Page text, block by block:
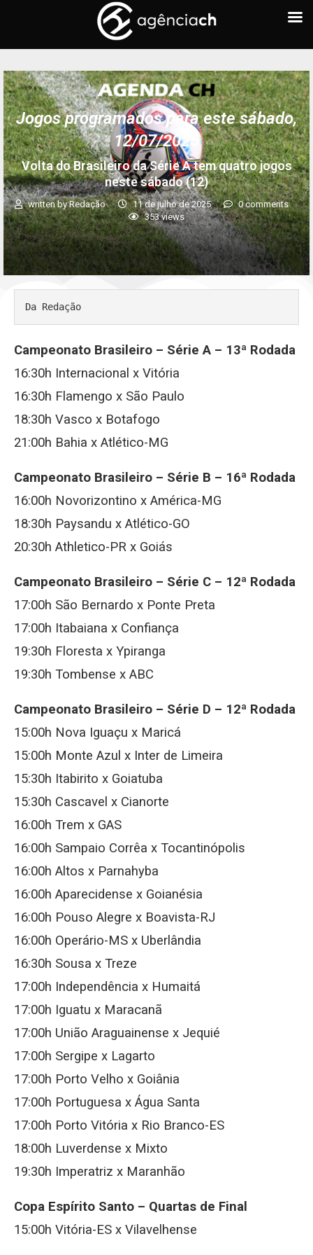
Jogos programados para este sábado,
12/07/2025
Volta do Brasileiro da Série A tem quatro jogos
neste sábado (12)
written byRedação 11 de julho de 2025
0 comments
353views
Da Redação
Campeonato Brasileiro – Série A – 13ª Rodada
16:30h Internacional x Vitória
16:30h Flamengo x São Paulo
18:30h Vasco x Botafogo
21:00h Bahia x Atlético-MG
Campeonato Brasileiro – Série B – 16ª Rodada
16:00h Novorizontino x América-MG
18:30h Paysandu x Atlético-GO
20:30h Athletico-PR x Goiás
Campeonato Brasileiro – Série C – 12ª Rodada
17:00h São Bernardo x Ponte Preta
17:00h Itabaiana x Confiança
19:30h Floresta x Ypiranga
19:30h Tombense x ABC
Campeonato Brasileiro – Série D – 12ª Rodada
15:00h Nova Iguaçu x Maricá
15:00h Monte Azul x Inter de Limeira
15:30h Itabirito x Goiatuba
15:30h Cascavel x Cianorte
16:00h Trem x GAS
16:00h Sampaio Corrêa x Tocantinópolis
16:00h Altos x Parnahyba
16:00h Aparecidense x Goianésia
16:00h Pouso Alegre x Boavista-RJ
16:00h Operário-MS x Uberlândia
16:30h Sousa x Treze
17:00h Independência x Humaitá
17:00h Iguatu x Maracanã
17:00h União Araguainense x Jequié
17:00h Sergipe x Lagarto
17:00h Porto Velho x Goiânia
17:00h Portuguesa x Água Santa
17:00h Porto Vitória x Rio Branco-ES
18:00h Luverdense x Mixto
19:30h Imperatriz x Maranhão
Copa Espírito Santo – Quartas de Final
15:00h Vitória-ES x Vilavelhense